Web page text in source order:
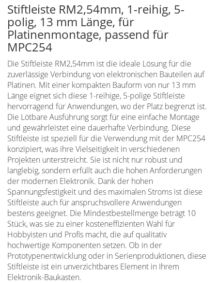
Stiftleiste RM2,54mm, 1-reihig, 5-
polig, 13 mm Länge, für
Platinenmontage, passend für
MPC254
Die Stiftleiste RM2,54mm ist die ideale Lösung für die
zuverlässige Verbindung von elektronischen Bauteilen auf
Platinen. Mit einer kompakten Bauform von nur 13 mm
Länge eignet sich diese 1-reihige, 5-polige Stiftleiste
hervorragend für Anwendungen, wo der Platz begrenzt ist.
Die Lötbare Ausführung sorgt für eine einfache Montage
und gewährleistet eine dauerhafte Verbindung. Diese
Stiftleiste ist speziell für die Verwendung mit der MPC254
konzipiert, was ihre Vielseitigkeit in verschiedenen
Projekten unterstreicht. Sie ist nicht nur robust und
langlebig, sondern erfüllt auch die hohen Anforderungen
der modernen Elektronik. Dank der hohen
Spannungsfestigkeit und des maximalen Stroms ist diese
Stiftleiste auch für anspruchsvollere Anwendungen
bestens geeignet. Die Mindestbestellmenge beträgt 10
Stück, was sie zu einer kosteneffizienten Wahl für
Hobbyisten und Profis macht, die auf qualitativ
hochwertige Komponenten setzen. Ob in der
Prototypenentwicklung oder in Serienproduktionen, diese
Stiftleiste ist ein unverzichtbares Element in Ihrem
Elektronik-Baukasten.